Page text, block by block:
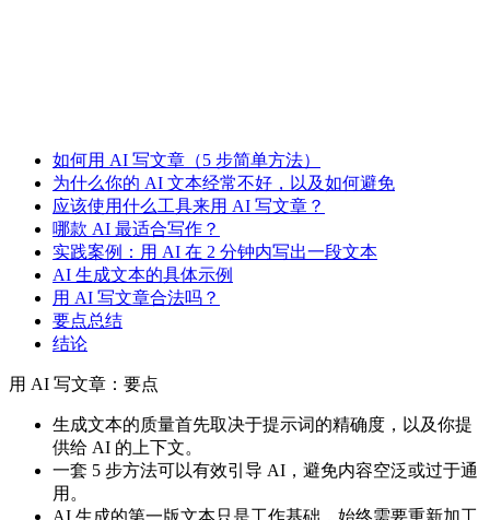
如何用 AI 写文章（5 步简单方法）
为什么你的 AI 文本经常不好，以及如何避免
应该使用什么工具来用 AI 写文章？
哪款 AI 最适合写作？
实践案例：用 AI 在 2 分钟内写出一段文本
AI 生成文本的具体示例
用 AI 写文章合法吗？
要点总结
结论
用 AI 写文章：要点
生成文本的质量首先取决于提示词的精确度，以及你提
供给 AI 的上下文。
一套 5 步方法可以有效引导 AI，避免内容空泛或过于通
用。
AI 生成的第一版文本只是工作基础，始终需要重新加工